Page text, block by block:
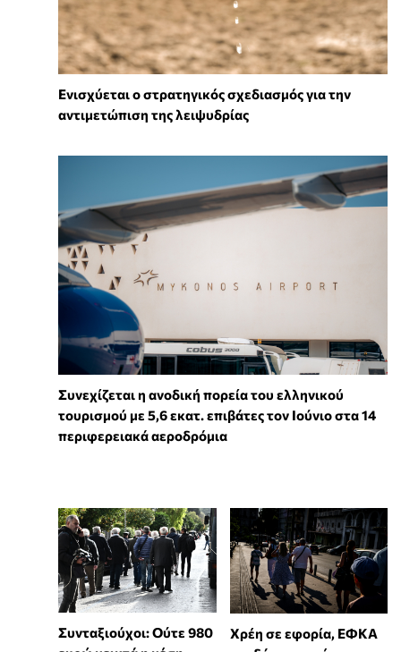
Ενισχύεται ο στρατηγικός σχεδιασμός για την
αντιμετώπιση της λειψυδρίας
Συνεχίζεται η ανοδική πορεία του ελληνικού
τουρισμού με 5,6 εκατ. επιβάτες τον Ιούνιο στα 14
περιφερειακά αεροδρόμια
Συνταξιούχοι: Ούτε 980
Χρέη σε εφορία, ΕΦΚΑ